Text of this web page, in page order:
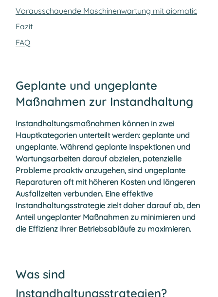
Vorausschauende Maschinenwartung mit aiomatic
Fazit
FAQ
Geplante und ungeplante
Maßnahmen zur Instandhaltung
Instandhaltungsmaßnahmen können in zwei
Hauptkategorien unterteilt werden: geplante und
ungeplante. Während geplante Inspektionen und
Wartungsarbeiten darauf abzielen, potenzielle
Probleme proaktiv anzugehen, sind ungeplante
Reparaturen oft mit höheren Kosten und längeren
Ausfallzeiten verbunden. Eine effektive
Instandhaltungsstrategie zielt daher darauf ab, den
Anteil ungeplanter Maßnahmen zu minimieren und
die Effizienz Ihrer Betriebsabläufe zu maximieren.
Was sind
Instandhaltungsstrategien?